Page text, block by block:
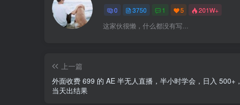
0 3750 1 5 201W+
这家伙很懒，什么都没有写...
上一篇
外面收费 699 的 AE 半无人直播，半小时学会，日入 500+，
当天出结果